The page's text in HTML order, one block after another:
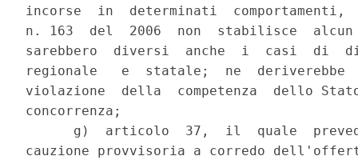
incorse  in  determinati
n. 163  del  2006  non  stabilisce
sarebbero  diversi  anche  i  casi  di
regionale   e  statale;  ne  deriverebbe
violazione  della  competenza  dello
concorrenza;
g)  articolo  37,  il  quale
cauzione provvisoria a corredo